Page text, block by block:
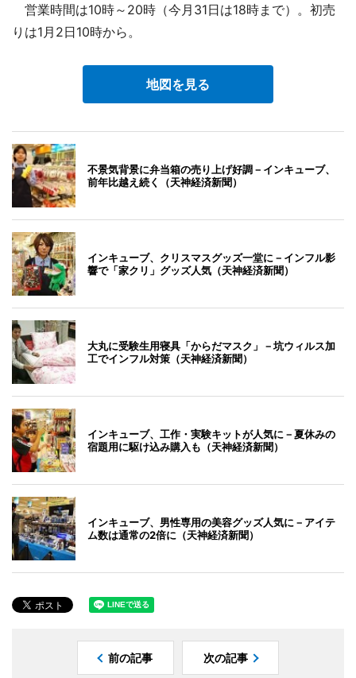
営業時間は10時～20時（今月31日は18時まで）。初売
りは1月2日10時から。
地図を見る
不景気背景に弁当箱の売り上げ好調－インキューブ、
前年比越え続く（天神経済新聞）
インキューブ、クリスマスグッズ一堂に－インフル影
響で「家クリ」グッズ人気（天神経済新聞）
大丸に受験生用寝具「からだマスク」－坑ウィルス加
工でインフル対策（天神経済新聞）
インキューブ、工作・実験キットが人気に－夏休みの
宿題用に駆け込み購入も（天神経済新聞）
インキューブ、男性専用の美容グッズ人気に－アイテ
ム数は通常の2倍に（天神経済新聞）
前の記事 次の記事